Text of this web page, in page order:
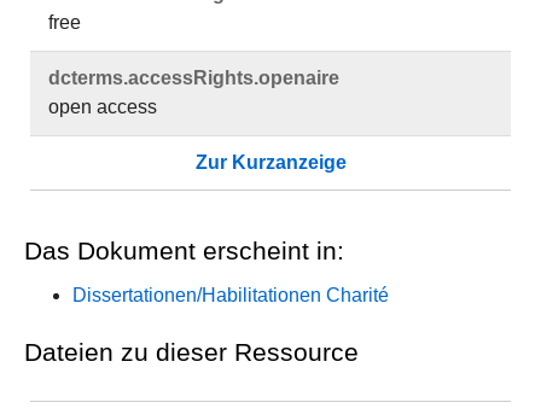
free
dcterms.​accessRights.​openaire
open access
Zur Kurzanzeige
Das Dokument erscheint in:
Dissertationen/Habilitationen Charité
Dateien zu dieser Ressource